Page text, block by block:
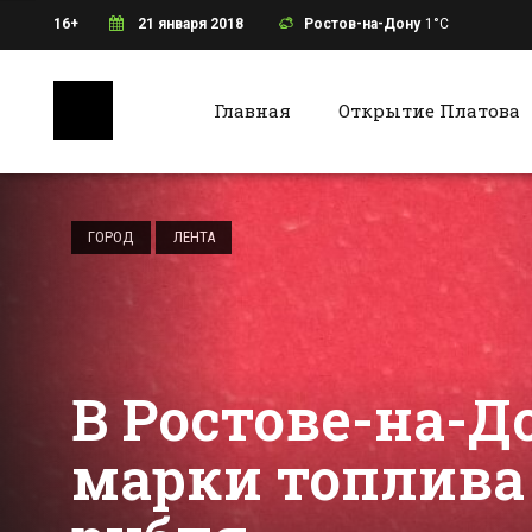
16+ 21 января 2018 Ростов-на-Дону 1°C
Главная Открытие Платова
Ростов-на-Дону
ожидают
ростовчан в
Все
ГОРОД ЛЕНТА
В Ростове-на-
марки